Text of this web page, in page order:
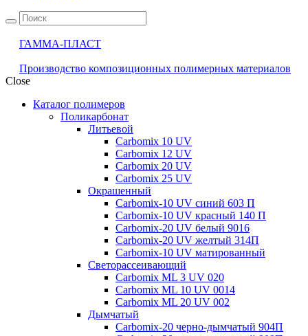
ГАММА-ПЛАСТ
Производство композиционных полимерных материалов
Close
Каталог полимеров
Поликарбонат
Литьевой
Carbomix 10 UV
Carbomix 12 UV
Carbomix 20 UV
Carbomix 25 UV
Окрашенный
Carbomix-10 UV синий 603 П
Carbomix-10 UV красный 140 П
Carbomix-20 UV белый 9016
Carbomix-20 UV желтый 314П
Carbomix-10 UV матированный
Светорассеивающий
Carbomix ML 3 UV 020
Carbomix ML 10 UV 0014
Carbomix ML 20 UV 002
Дымчатый
Carbomix-20 черно-дымчатый 904П